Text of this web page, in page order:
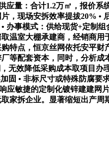
应量：合计1.2万㎡，报价
，现场安拆效率提拔20% •
办事模式：供给现货+定制
温室大棚承建商，经销商
特点，恒京丝网依托安平
等配套资本，同时，分析
无效降低采购成本取项目
固 • 非标尺寸或特殊防腐
应敏捷的定制化镀锌建建
家拆企业。显著缩短出产周